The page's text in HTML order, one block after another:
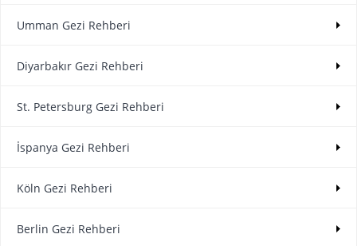
Umman Gezi Rehberi
Diyarbakır Gezi Rehberi
St. Petersburg Gezi Rehberi
İspanya Gezi Rehberi
Köln Gezi Rehberi
Berlin Gezi Rehberi